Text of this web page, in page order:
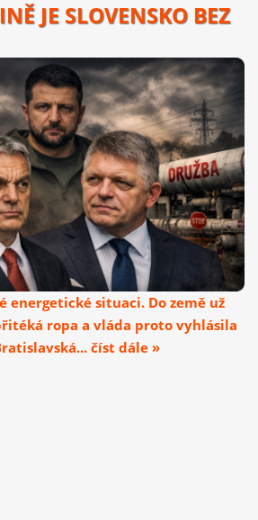
JE SLOVENSKO BEZ
energetické situaci. Do země už
ropa a vláda proto vyhlásila
číst dále »